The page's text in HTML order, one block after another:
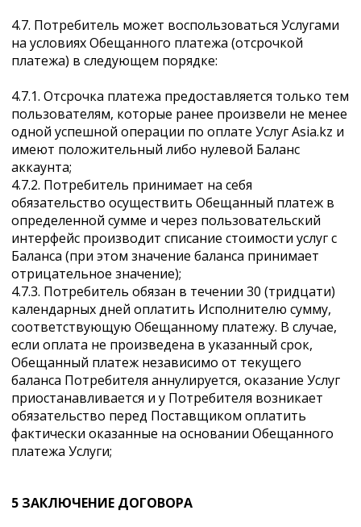
4.7. Потребитель может воспользоваться Услугами
на условиях Обещанного платежа (отсрочкой
платежа) в следующем порядке:
4.7.1. Отсрочка платежа предоставляется только тем
пользователям, которые ранее произвели не менее
одной успешной операции по оплате Услуг Asia.kz и
имеют положительный либо нулевой Баланс
аккаунта;
4.7.2. Потребитель принимает на себя
обязательство осуществить Обещанный платеж в
определенной сумме и через пользовательский
интерфейс производит списание стоимости услуг с
Баланса (при этом значение баланса принимает
отрицательное значение);
4.7.3. Потребитель обязан в течении 30 (тридцати)
календарных дней оплатить Исполнителю сумму,
соответствующую Обещанному платежу. В случае,
если оплата не произведена в указанный срок,
Обещанный платеж независимо от текущего
баланса Потребителя аннулируется, оказание Услуг
приостанавливается и у Потребителя возникает
обязательство перед Поставщиком оплатить
фактически оказанные на основании Обещанного
платежа Услуги;
5 ЗАКЛЮЧЕНИЕ ДОГОВОРА